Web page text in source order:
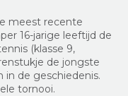
meest recente
16-jarige leeftijd de
(klasse 9,
de jongste
in de geschiedenis.
tornooi.